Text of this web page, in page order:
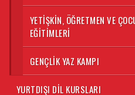
YETIŞKIN, ÖĞRETMEN VE
EĞITIMLERI
GENÇLIK YAZ KAMPI
YURTDIŞI DIL KURSLARI